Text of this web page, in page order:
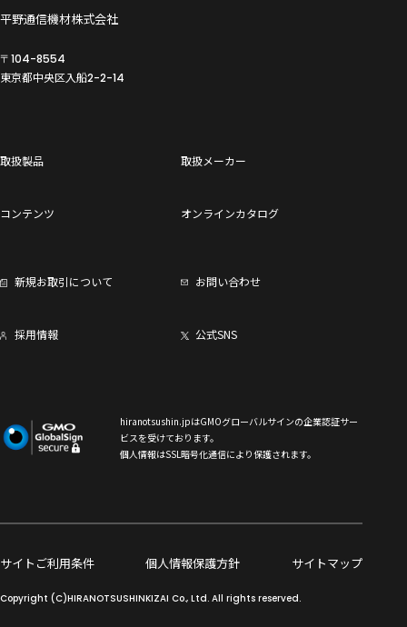
平野通信機材株式会社
〒104-8554
東京都中央区入船2-2-14
取扱製品 取扱メーカー
コンテンツ オンラインカタログ
新規お取引について お問い合わせ
採用情報 公式SNS
hiranotsushin.jpはGMOグローバルサインの企業認証サー
ビスを受けております。
個人情報はSSL暗号化通信により保護されます。
サイトご利用条件 個人情報保護方針 サイトマップ
Copyright (C)HIRANOTSUSHINKIZAI Co., Ltd. All rights reserved.